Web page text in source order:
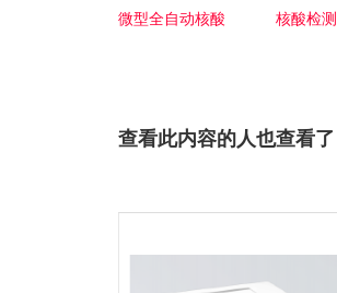
微型全自动核酸 核酸检测
查看此内容的人也查看了